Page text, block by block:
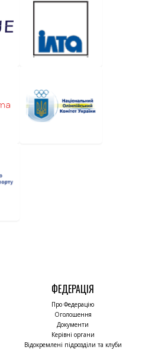
ФЕДЕРАЦІЯ
Про Федерацію
Оголошення
Документи
Керівні органи
Відокремлені підрозділи та клуби